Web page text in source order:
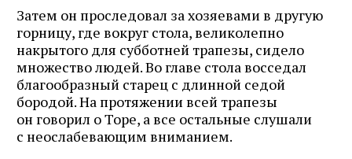
Затем он проследовал за хозяевами в другую
горницу, где вокруг стола, великолепно
накрытого для субботней трапезы, сидело
множество людей. Во главе стола восседал
благообразный старец с длинной седой
бородой. На протяжении всей трапезы
он говорил о Торе, а все остальные слушали
с неослабевающим вниманием.